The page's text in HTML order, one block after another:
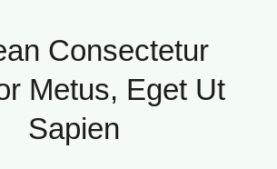
Consectetur
Metus, Eget Ut
Sapien